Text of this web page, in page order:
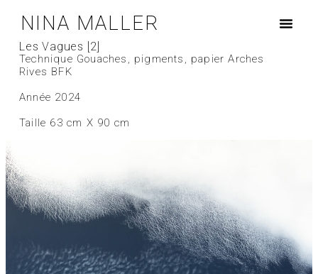
NINA MALLER
Les Vagues [2]
Technique Gouaches, pigments, papier Arches
Rives BFK
Année 2024
Taille 63 cm X 90 cm